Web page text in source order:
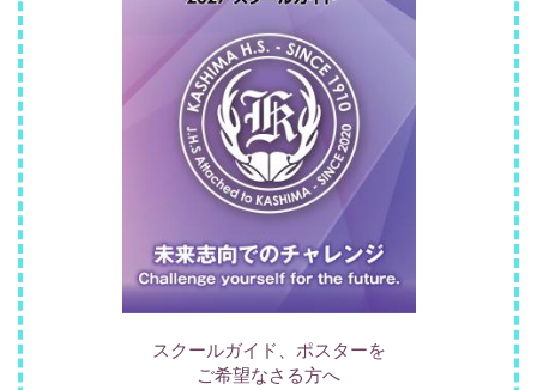
スクールガイド、ポスターを
ご希望なさる方へ